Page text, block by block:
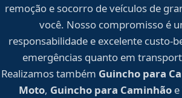
remoção e socorro de veículos de
você. Nosso compromisso é
responsabilidade e excelente custo-
emergências quanto em
Realizamos também Guincho para
Moto, Guincho para Caminhãoe